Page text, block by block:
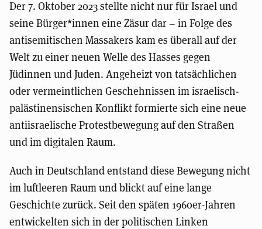
Der 7. Oktober 2023 stellte nicht nur für Israel und
seine Bürger*innen eine Zäsur dar – in Folge des
antisemitischen Massakers kam es überall auf der
Welt zu einer neuen Welle des Hasses gegen
Jüdinnen und Juden. Angeheizt von tatsächlichen
oder vermeintlichen Geschehnissen im israelisch-
palästinensischen Konflikt formierte sich eine neue
antiisraelische Protestbewegung auf den Straßen
und im digitalen Raum.
Auch in Deutschland entstand diese Bewegung nicht
im luftleeren Raum und blickt auf eine lange
Geschichte zurück. Seit den späten 1960er-Jahren
entwickelten sich in der politischen Linken